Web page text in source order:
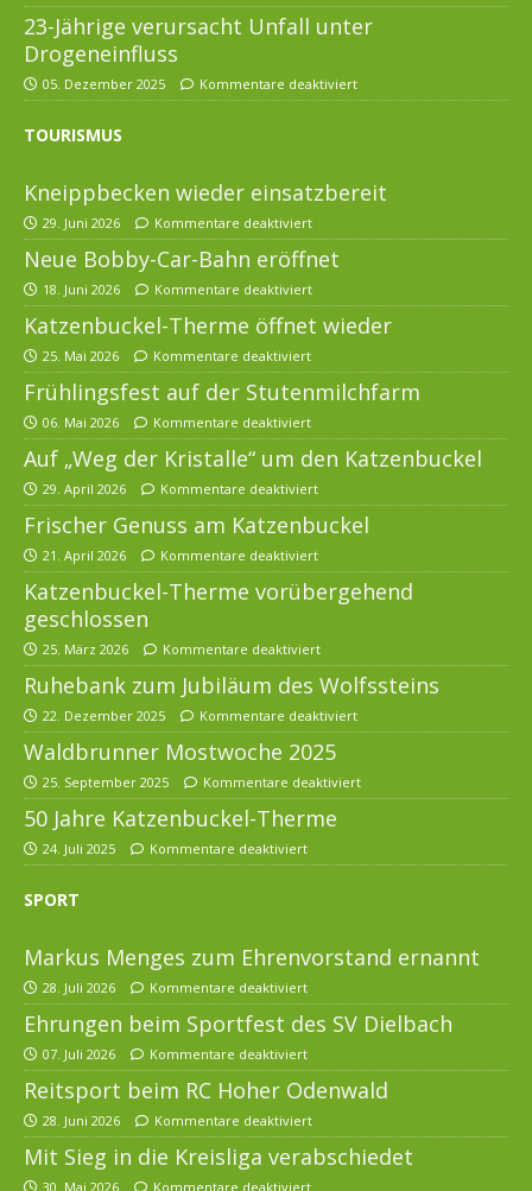
23-Jährige verursacht Unfall unter
Drogeneinfluss
05. Dezember 2025 Kommentare deaktiviert
TOURISMUS
Kneippbecken wieder einsatzbereit
29. Juni 2026 Kommentare deaktiviert
Neue Bobby-Car-Bahn eröffnet
18. Juni 2026 Kommentare deaktiviert
Katzenbuckel-Therme öffnet wieder
25. Mai 2026 Kommentare deaktiviert
Frühlingsfest auf der Stutenmilchfarm
06. Mai 2026 Kommentare deaktiviert
Auf „Weg der Kristalle“ um den Katzenbuckel
29. April 2026 Kommentare deaktiviert
Frischer Genuss am Katzenbuckel
21. April 2026 Kommentare deaktiviert
Katzenbuckel-Therme vorübergehend
geschlossen
25. März 2026 Kommentare deaktiviert
Ruhebank zum Jubiläum des Wolfssteins
22. Dezember 2025 Kommentare deaktiviert
Waldbrunner Mostwoche 2025
25. September 2025 Kommentare deaktiviert
50 Jahre Katzenbuckel-Therme
24. Juli 2025 Kommentare deaktiviert
SPORT
Markus Menges zum Ehrenvorstand ernannt
28. Juli 2026 Kommentare deaktiviert
Ehrungen beim Sportfest des SV Dielbach
07. Juli 2026 Kommentare deaktiviert
Reitsport beim RC Hoher Odenwald
28. Juni 2026 Kommentare deaktiviert
Mit Sieg in die Kreisliga verabschiedet
30. Mai 2026 Kommentare deaktiviert